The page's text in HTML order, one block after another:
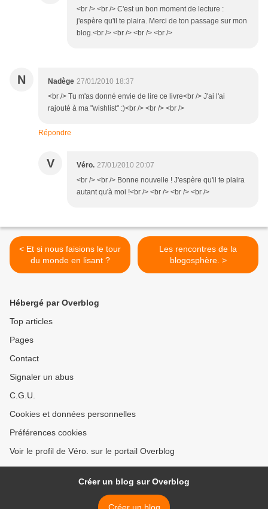
<br /> <br /> C'est un bon moment de lecture :
j'espère qu'il te plaira. Merci de ton passage sur mon
blog.<br /> <br /> <br /> <br />
N Nadège 27/01/2010 18:37
<br /> Tu m'as donné envie de lire ce livre<br /> J'ai l'ai
rajouté à ma "wishlist" :)<br /> <br /> <br />
Répondre
V Véro. 27/01/2010 20:07
<br /> <br /> Bonne nouvelle ! J'espère qu'il te plaira
autant qu'à moi !<br /> <br /> <br /> <br />
< Et si nous faisions le tour
du monde en lisant ?
Les rencontres de la
blogosphère. >
Hébergé par Overblog
Top articles
Pages
Contact
Signaler un abus
C.G.U.
Cookies et données personnelles
Préférences cookies
Voir le profil de Véro. sur le portail Overblog
Créer un blog sur Overblog